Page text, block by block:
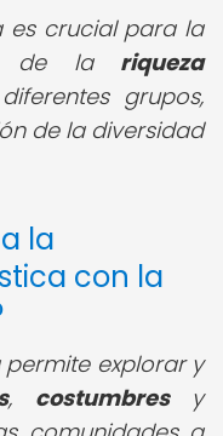
es crucial para la
de la riqueza
grupos,
de la diversidad
la
con la
explorar y
, costumbresy